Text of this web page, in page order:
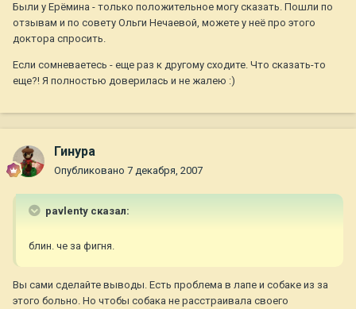
Были у Ерёмина - только положительное могу сказать. Пошли по
отзывам и по совету Ольги Нечаевой, можете у неё про этого
доктора спросить.
Если сомневаетесь - еще раз к другому сходите. Что сказать-то
еще?! Я полностью доверилась и не жалею :)
Гинура
Опубликовано 7 декабря, 2007
pavlenty сказал:
блин. че за фигня.
Вы сами сделайте выводы. Есть проблема в лапе и собаке из за
этого больно. Но чтобы собака не расстраивала своего